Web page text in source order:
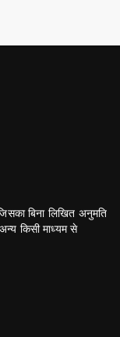
बिना लिखित अनुमति
किसी माध्यम से